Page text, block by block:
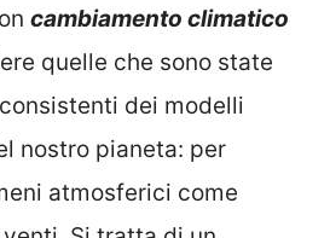
cambiamento climatico
quelle che sono state
dei modelli
nostro pianeta: per
atmosferici come